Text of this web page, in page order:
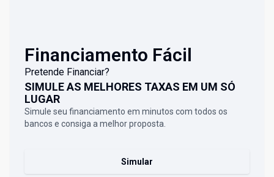
Financiamento Fácil
Pretende Financiar?
SIMULE AS MELHORES TAXAS EM UM SÓ
LUGAR
Simule seu financiamento em minutos com todos os
bancos e consiga a melhor proposta.
Simular